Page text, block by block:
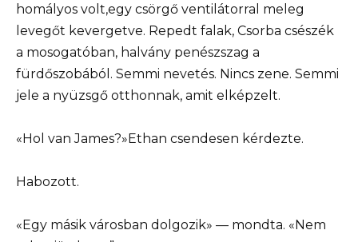
homályos volt,egy csörgő ventilátorral meleg
levegőt kevergetve. Repedt falak, Csorba csészék
a mosogatóban, halvány penészszag a
fürdőszobából. Semmi nevetés. Nincs zene. Semmi
jele a nyüzsgő otthonnak, amit elképzelt.
«Hol van James?»Ethan csendesen kérdezte.
Habozott.
«Egy másik városban dolgozik» — mondta. «Nem